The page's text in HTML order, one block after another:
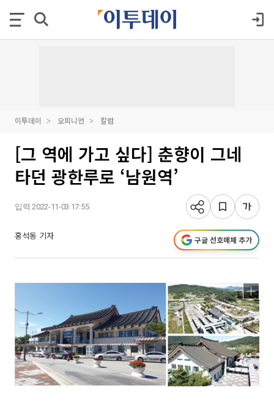
이투데이 오피니언 칼럼
[그 역에 가고 싶다] 춘향이 그네
타던 광한루로 ‘남원역’
입력 2022-11-03 17:55
홍석동 기자 구글 선호매체 추가